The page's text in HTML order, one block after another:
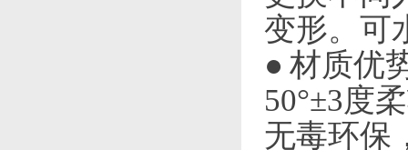
变形。可
● 材质优
50°±3度
无毒环保